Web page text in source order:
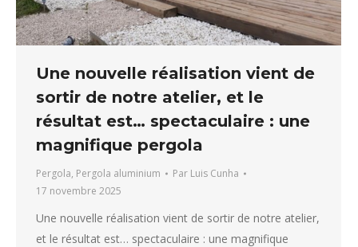
Une nouvelle réalisation vient de
sortir de notre atelier, et le
résultat est… spectaculaire : une
magnifique pergola
Pergola, Pergola aluminium Par Luis Cunha
17 novembre 2025
Une nouvelle réalisation vient de sortir de notre atelier,
et le résultat est… spectaculaire : une magnifique